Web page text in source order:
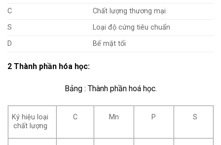
C
Chất lượng thương mại
S
Loại độ cứng tiêu chuẩn
D
Bế mặt tối
2 Thành phần hóa học:
Bảng : Thành phần hoá học.
Ký hiệu loại
chất lượng
C Mn P S